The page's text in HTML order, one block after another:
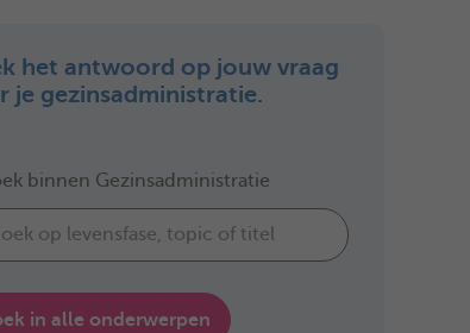
het antwoord op jouw vraag
je gezinsadministratie.
binnen Gezinsadministratie
in alle onderwerpen